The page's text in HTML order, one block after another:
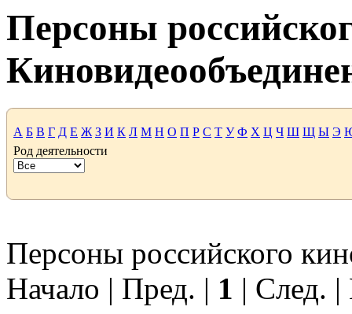
Персоны
А Б В Г Д Е Ж З И К Л М Н О П Р С Т У Ф Х Ц Ч Ш Щ Ы Э
Род деятельности
Персоны российского
Начало | Пред. | 1 | След.